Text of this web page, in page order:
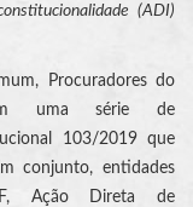
(ADI)
Procuradores do
uma série de
103/2019 que
conjunto, entidades
Ação Direta de